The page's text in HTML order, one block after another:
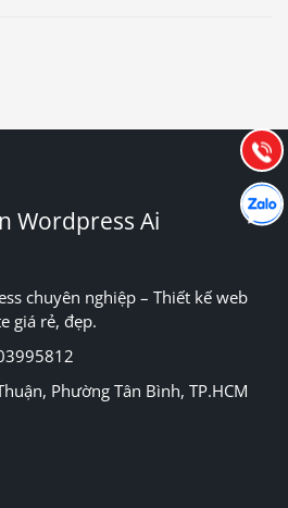
Wordpress Ai
chuyên nghiệp – Thiết kế web
giá rẻ, đẹp.
Phường Tân Bình, TP.HCM
Gọi
(028) 22.166.144
Chát